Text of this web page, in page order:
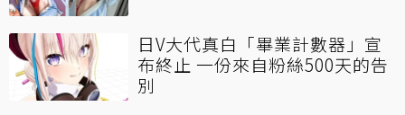
日V大代真白「畢業計數器」宣
布終止 一份來自粉絲500天的告
別